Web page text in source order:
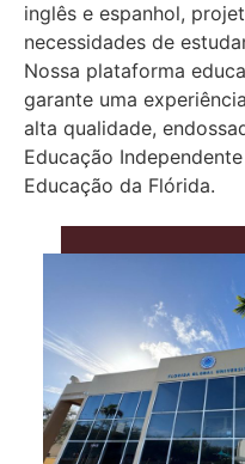
inglês e espanhol,
necessidades de
Nossa plataforma
garante uma
alta qualidade,
Educação
Educação da Flórida.